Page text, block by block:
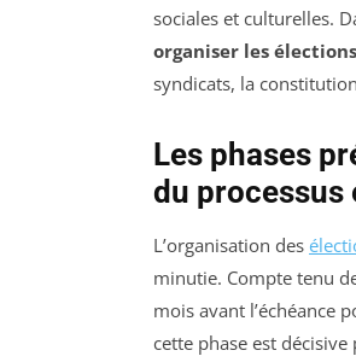
sociales et culturelles.
organiser les
syndicats, la
Les phases
du processus
L’organisation des
minutie. Compte tenu
mois avant l’échéance
cette phase est